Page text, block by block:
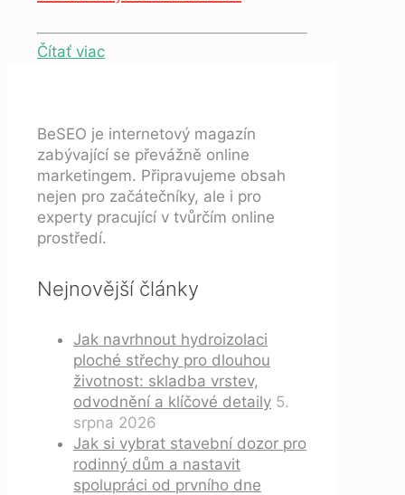
Čítať viac
BeSEO je internetový magazín
zabývající se převážně online
marketingem. Připravujeme obsah
nejen pro začátečníky, ale i pro
experty pracující v tvůrčím online
prostředí.
Nejnovější články
Jak navrhnout hydroizolaci
ploché střechy pro dlouhou
životnost: skladba vrstev,
odvodnění a klíčové detaily 5.
srpna 2026
Jak si vybrat stavební dozor pro
rodinný dům a nastavit
spolupráci od prvního dne